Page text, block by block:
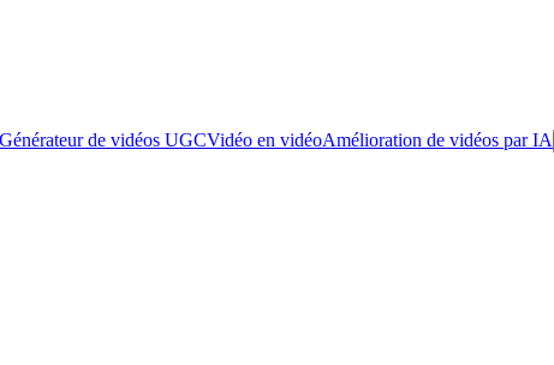
Générateur de vidéos UGCVidéo en vidéoAmélioration de vidéos par IA